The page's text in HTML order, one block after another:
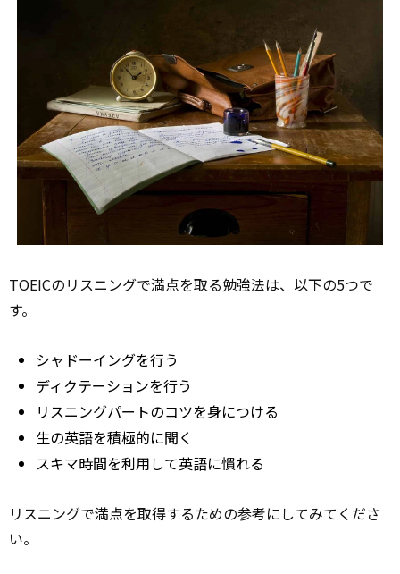
TOEICのリスニングで満点を取る勉強法は、以下の5つで
す。
シャドーイングを行う
ディクテーションを行う
リスニングパートのコツを身につける
生の英語を積極的に聞く
スキマ時間を利用して英語に慣れる
リスニングで満点を取得するための参考にしてみてくださ
い。